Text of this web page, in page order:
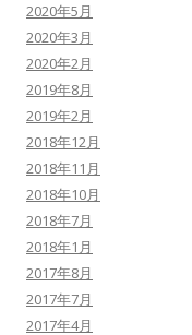
2020年5月
2020年3月
2020年2月
2019年8月
2019年2月
2018年12月
2018年11月
2018年10月
2018年7月
2018年1月
2017年8月
2017年7月
2017年4月